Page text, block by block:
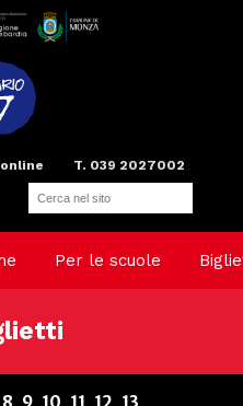
T. 039 2027002
Per le scuole
8 9 10 11 12 13